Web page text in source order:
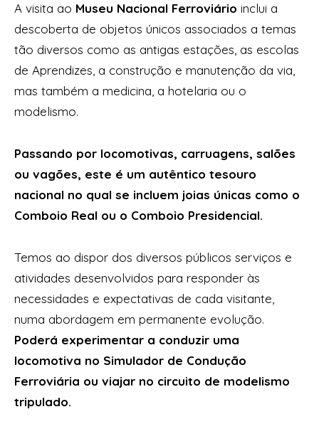
A visita ao Museu Nacional Ferroviário inclui a
descoberta de objetos únicos associados a temas
tão diversos como as antigas estações, as escolas
de Aprendizes, a construção e manutenção da via,
mas também a medicina, a hotelaria ou o
modelismo.
Passando por locomotivas, carruagens, salões
ou vagões, este é um autêntico tesouro
nacional no qual se incluem joias únicas como o
Comboio Real ou o Comboio Presidencial.
Temos ao dispor dos diversos públicos serviços e
atividades desenvolvidos para responder às
necessidades e expectativas de cada visitante,
numa abordagem em permanente evolução.
Poderá experimentar a conduzir uma
locomotiva no Simulador de Condução
Ferroviária ou viajar no circuito de modelismo
tripulado.